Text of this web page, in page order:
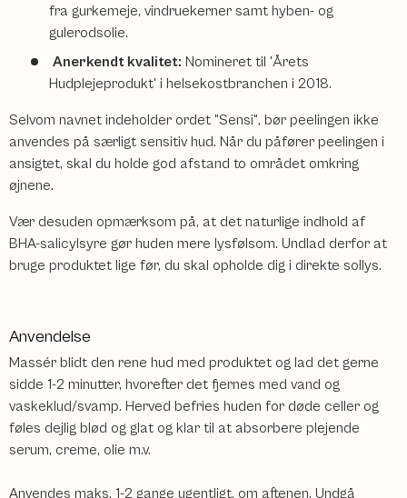
fra gurkemeje, vindruekerner samt hyben- og
gulerodsolie.
Anerkendt kvalitet: Nomineret til 'Årets
Hudplejeprodukt' i helsekostbranchen i 2018.
Selvom navnet indeholder ordet "Sensi", bør peelingen ikke
anvendes på særligt sensitiv hud. Når du påfører peelingen i
ansigtet, skal du holde god afstand to området omkring
øjnene.
Vær desuden opmærksom på, at det naturlige indhold af
BHA-salicylsyre gør huden mere lysfølsom. Undlad derfor at
bruge produktet lige før, du skal opholde dig i direkte sollys.
Anvendelse
Massér blidt den rene hud med produktet og lad det gerne
sidde 1-2 minutter, hvorefter det fjernes med vand og
vaskeklud/svamp. Herved befries huden for døde celler og
føles dejlig blød og glat og klar til at absorbere plejende
serum, creme, olie m.v.
Anvendes maks. 1-2 gange ugentligt, om aftenen. Undgå